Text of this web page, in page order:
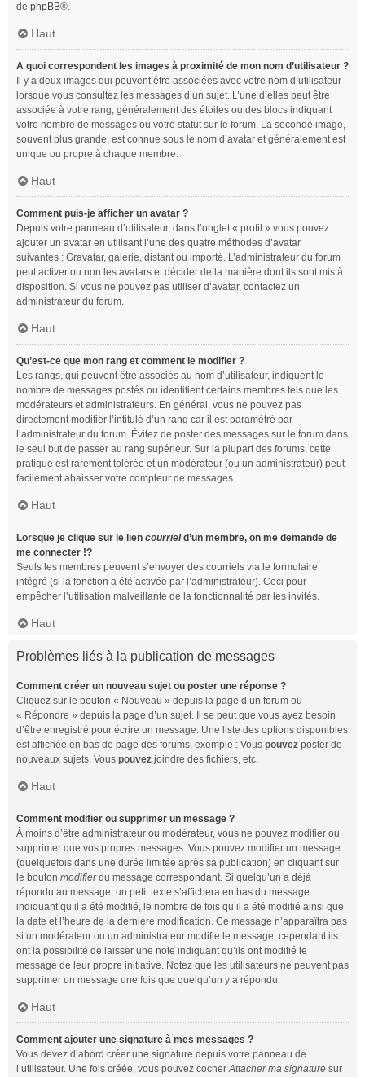
de phpBB®.
Haut
A quoi correspondent les images à proximité de mon nom d’utilisateur ?
Il y a deux images qui peuvent être associées avec votre nom d’utilisateur
lorsque vous consultez les messages d’un sujet. L’une d’elles peut être
associée à votre rang, généralement des étoiles ou des blocs indiquant
votre nombre de messages ou votre statut sur le forum. La seconde image,
souvent plus grande, est connue sous le nom d’avatar et généralement est
unique ou propre à chaque membre.
Haut
Comment puis-je afficher un avatar ?
Depuis votre panneau d’utilisateur, dans l’onglet « profil » vous pouvez
ajouter un avatar en utilisant l’une des quatre méthodes d’avatar
suivantes : Gravatar, galerie, distant ou importé. L’administrateur du forum
peut activer ou non les avatars et décider de la manière dont ils sont mis à
disposition. Si vous ne pouvez pas utiliser d’avatar, contactez un
administrateur du forum.
Haut
Qu’est-ce que mon rang et comment le modifier ?
Les rangs, qui peuvent être associés au nom d’utilisateur, indiquent le
nombre de messages postés ou identifient certains membres tels que les
modérateurs et administrateurs. En général, vous ne pouvez pas
directement modifier l’intitulé d’un rang car il est paramétré par
l’administrateur du forum. Évitez de poster des messages sur le forum dans
le seul but de passer au rang supérieur. Sur la plupart des forums, cette
pratique est rarement tolérée et un modérateur (ou un administrateur) peut
facilement abaisser votre compteur de messages.
Haut
Lorsque je clique sur le lien courrield’un membre, on me demande de
me connecter !?
Seuls les membres peuvent s’envoyer des courriels via le formulaire
intégré (si la fonction a été activée par l’administrateur). Ceci pour
empêcher l’utilisation malveillante de la fonctionnalité par les invités.
Haut
Problèmes liés à la publication de messages
Comment créer un nouveau sujet ou poster une réponse ?
Cliquez sur le bouton « Nouveau » depuis la page d’un forum ou
« Répondre » depuis la page d’un sujet. Il se peut que vous ayez besoin
d’être enregistré pour écrire un message. Une liste des options disponibles
est affichée en bas de page des forums, exemple : Vous pouvez poster de
nouveaux sujets, Vous pouvez joindre des fichiers, etc.
Haut
Comment modifier ou supprimer un message ?
À moins d’être administrateur ou modérateur, vous ne pouvez modifier ou
supprimer que vos propres messages. Vous pouvez modifier un message
(quelquefois dans une durée limitée après sa publication) en cliquant sur
le bouton modifierdu message correspondant. Si quelqu’un a déjà
répondu au message, un petit texte s’affichera en bas du message
indiquant qu’il a été modifié, le nombre de fois qu’il a été modifié ainsi que
la date et l’heure de la dernière modification. Ce message n’apparaîtra pas
si un modérateur ou un administrateur modifie le message, cependant ils
ont la possibilité de laisser une note indiquant qu’ils ont modifié le
message de leur propre initiative. Notez que les utilisateurs ne peuvent pas
supprimer un message une fois que quelqu’un y a répondu.
Haut
Comment ajouter une signature à mes messages ?
Vous devez d’abord créer une signature depuis votre panneau de
l’utilisateur. Une fois créée, vous pouvez cocherAttacher ma signature sur